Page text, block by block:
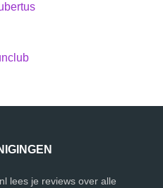
lees je reviews over alle